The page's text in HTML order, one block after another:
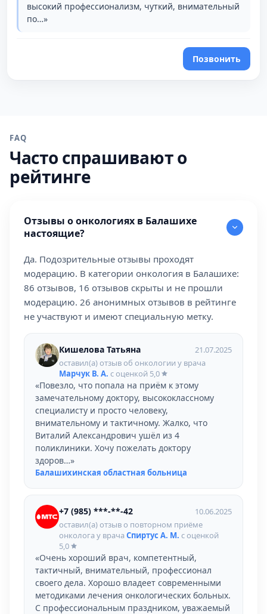
высокий профессионализм, чуткий, внимательный
по…»
Позвонить
FAQ
Часто спрашивают о
рейтинге
Отзывы о онкологиях в Балашихе
настоящие?
Да. Подозрительные отзывы проходят
модерацию. В категории онкология в Балашихе:
86 отзывов, 16 отзывов скрыты и не прошли
модерацию. 26 анонимных отзывов в рейтинге
не участвуют и имеют специальную метку.
Кишелова Татьяна
21.07.2025
оставил(а) отзыв об онкологии у врача
Марчук В. А. с оценкой 5,0
«Повезло, что попала на приём к этому
замечательному доктору, высококлассному
специалисту и просто человеку,
внимательному и тактичному. Жалко, что
Виталий Александрович ушёл из 4
поликлиники. Хочу пожелать доктору
здоров…»
Балашихинская областная больница
+7 (985) ***-**-42
10.06.2025
оставил(а) отзыв о повторном приёме
онколога у врачаСпиртус А. М. с оценкой
5,0
«Очень хороший врач, компетентный,
тактичный, внимательный, профессионал
своего дела. Хорошо владеет современными
методиками лечения онкологических больных.
С профессиональным праздником, уважаемый